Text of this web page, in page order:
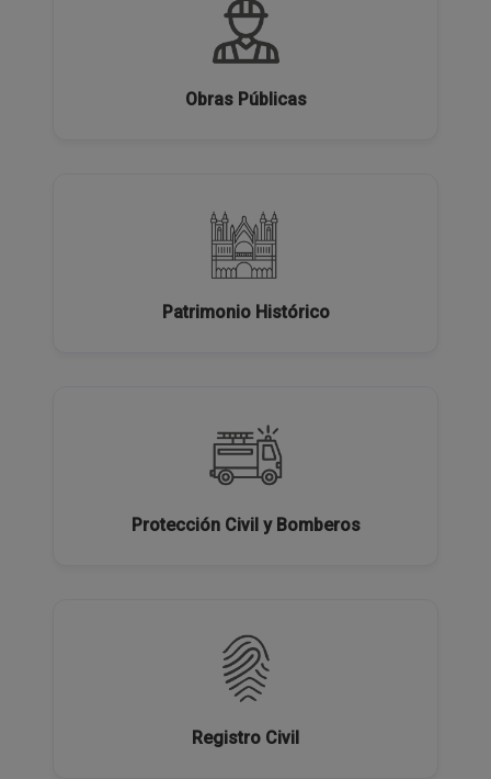
Obras Públicas
Patrimonio Histórico
Protección Civil y Bomberos
Registro Civil